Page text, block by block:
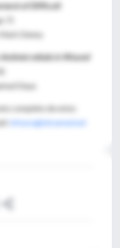
of Difficult
7)
Denny
in Wound
Daya
completo de estos
infouru@intramed.net